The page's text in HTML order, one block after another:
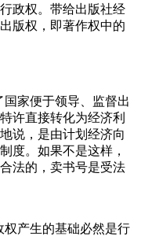
政权。带给出版社经
版权，即著作权中的
国家便于领导、监督出
许直接转化为经济利
说，是由计划经济向
度。如果不是这样，
法的，卖书号是受法
权产生的基础必然是行